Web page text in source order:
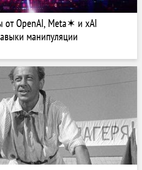
от OpenAI, Meta✶ и xAI
манипуляции